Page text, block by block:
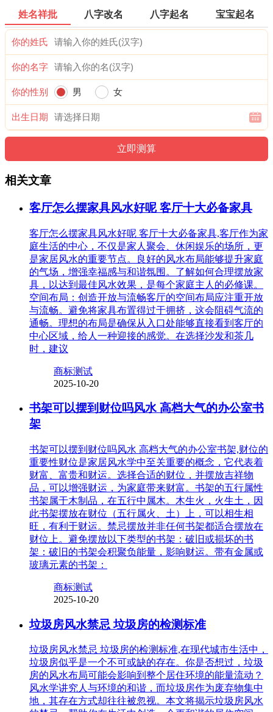
姓名祥批 八字改名 八字起名 宝宝起名
你的姓氏
你的名字
你的性别 男 女
出生日期
相关文章
客厅怎么摆家具风水好呢 客厅十大必备家具
客厅怎么摆家具风水好呢 客厅十大必备家具,客厅作为家
庭生活的中心，不仅是家人聚会、休闲娱乐的场所，更
是家居风水的重要节点。良好的风水布局能够提升家庭
的气场，增强幸福感与和谐氛围。了解如何合理摆放家
具，以达到最佳风水效果，是每个家庭主人的必修课。
空间布局：创造开放与流畅客厅的空间布局应注重开放
与流畅。避免将家具布置得过于拥挤，这会阻碍气流的
通畅。理想的布局是确保从入口处能够直接看到客厅的
中心区域，给人一种迎接的感觉。在选择沙发和茶几
时，建议
商标测试
2025-10-20
书架可以摆到财位吗风水 高档大气的办公室书
架
书架可以摆到财位吗风水 高档大气的办公室书架,财位的
重要性财位是家居风水学中至关重要的概念，它代表着
财富、富贵和财运。选择合适的财位，并摆放吉祥物
品，可以增强财运，为家庭带来财富。书架的五行属性
书架属于木制品，在五行中属木。木生火，火生土，因
此书架摆放在财位（五行属火、土）上，可以相生相
旺，有利于财运。禁忌摆放并非任何书架都适合摆放在
财位上。避免摆放以下类型的书架：破旧或损坏的书
架：破旧的书架会积聚负能量，影响财运。带有金属或
玻璃元素的书架：
商标测试
2025-10-20
垃圾房风水禁忌 垃圾房的检测标准
垃圾房风水禁忌 垃圾房的检测标准,在现代城市生活中，
垃圾房似乎是一个不可或缺的存在。你是否想过，垃圾
房的风水布局可能会影响到整个居住环境的能量流动？
风水学讲究人与环境的和谐，而垃圾房作为废弃物集中
地，其存在方式却往往被忽视。本文将揭示垃圾房风水